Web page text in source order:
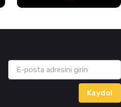
Kaydol